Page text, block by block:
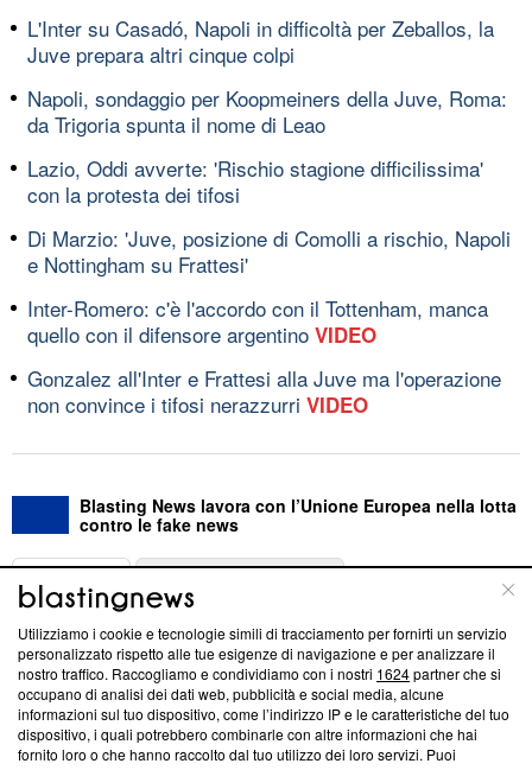
L'Inter su Casadó, Napoli in difficoltà per Zeballos, la
Juve prepara altri cinque colpi
Napoli, sondaggio per Koopmeiners della Juve, Roma:
da Trigoria spunta il nome di Leao
Lazio, Oddi avverte: 'Rischio stagione difficilissima'
con la protesta dei tifosi
Di Marzio: 'Juve, posizione di Comolli a rischio, Napoli
e Nottingham su Frattesi'
Inter-Romero: c'è l'accordo con il Tottenham, manca
quello con il difensore argentino VIDEO
Gonzalez all'Inter e Frattesi alla Juve ma l'operazione
non convince i tifosi nerazzurri VIDEO
Blasting News lavora con l’Unione Europea nella lotta
contro le fake news
ABOUT
Questa sezione offre informazioni trasparenti su Blasting
News, sui nostri processi editoriali e su come ci impegniamo a
creare news di qualità. Inoltre, afferma la nostra aderenza a
‘Trust Project - News with Integrity’Blasting News non è
ancora membro del programma, ma ha richiesto di farne
Utilizziamo i cookie e tecnologie simili di tracciamento per fornirti un servizio
personalizzato rispetto alle tue esigenze di navigazione e per analizzare il
nostro traffico. Raccogliamo e condividiamo con i nostri 1624partner che si
occupano di analisi dei dati web, pubblicità e social media, alcune
informazioni sul tuo dispositivo, come l’indirizzo IP e le caratteristiche del tuo
dispositivo, i quali potrebbero combinarle con altre informazioni che hai
fornito loro o che hanno raccolto dal tuo utilizzo dei loro servizi. Puoi